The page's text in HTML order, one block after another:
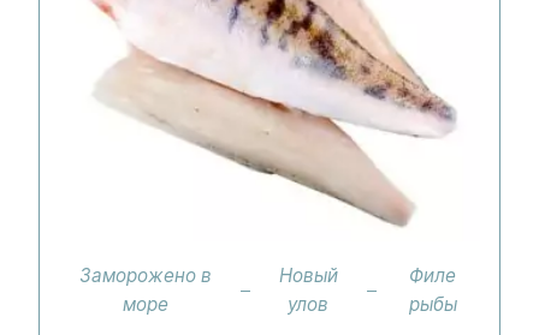
Заморожено в
море
Новый
улов
Филе
рыбы